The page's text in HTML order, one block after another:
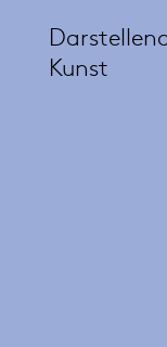
Kunst